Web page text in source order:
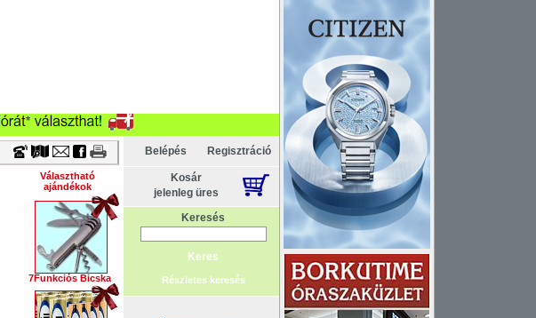
Választható
ajándékok
7Funkciós Bicska
Belépés Regisztráció
Kosár
jelenleg üres
Keresés
Részletes keresés